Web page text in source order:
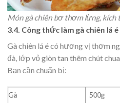
Món gà chiên bơ thơm lừng, kích
3.4. Công thức làm gà chiên lá é
Gà chiên lá é có hương vị thơm
đà, lớp vỏ giòn tan thêm chút
Bạn cần chuẩn bị:
Gà
500g